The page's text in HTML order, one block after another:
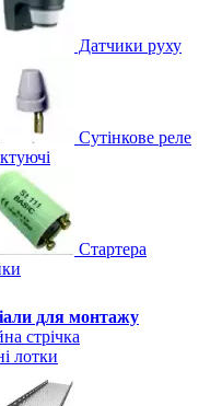
Датчики руху
Сутінкове реле
Стартера
для монтажу
стрічка
лотки